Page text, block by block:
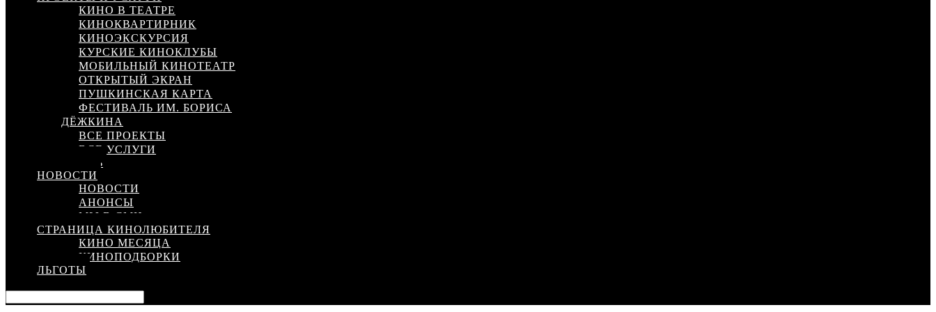
КИНО В ТЕАТРЕ
КИНОКВАРТИРНИК
КИНОЭКСКУРСИЯ
КУРСКИЕ КИНОКЛУБЫ
МОБИЛЬНЫЙ КИНОТЕАТР
ОТКРЫТЫЙ ЭКРАН
ПУШКИНСКАЯ КАРТА
ФЕСТИВАЛЬ ИМ. БОРИСА
ДЁЖКИНА
ВСЕ ПРОЕКТЫ
ВСЕ УСЛУГИ
КИНОСЕТЬ
НОВОСТИ
НОВОСТИ
АНОНСЫ
МЫ В СМИ
СТРАНИЦА КИНОЛЮБИТЕЛЯ
КИНО МЕСЯЦА
КИНОПОДБОРКИ
ЛЬГОТЫ